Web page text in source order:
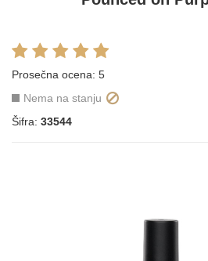
Prosečna ocena: 5
Nema na stanju
Šifra: 33544